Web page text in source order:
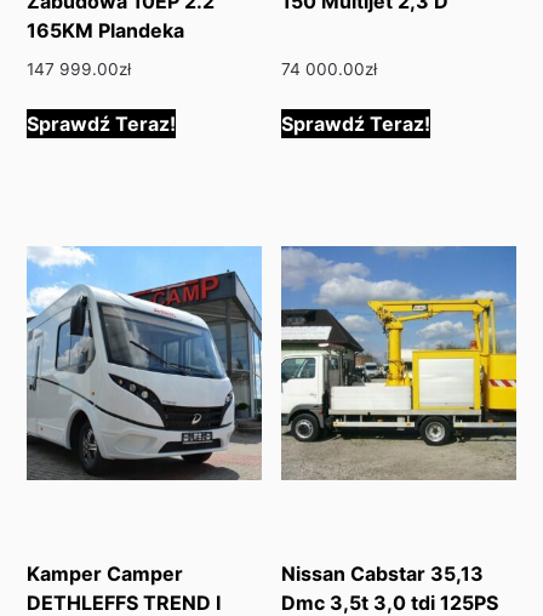
165KM Plandeka
147 999.00zł
Sprawdź Teraz!
74 000.00zł
Sprawdź Teraz!
Kamper Camper
DETHLEFFS TREND I
Nissan Cabstar 35,13
Dmc 3,5t 3,0 tdi 125PS